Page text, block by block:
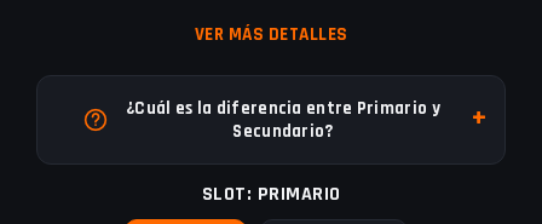
VER MÁS DETALLES
¿Cuál es la diferencia entre Primario y
Secundario?
SLOT: PRIMARIO